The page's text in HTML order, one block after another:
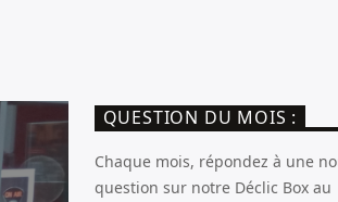
QUESTION DU MOIS :
Chaque mois, répondez à une
question sur notre Déclic Box au